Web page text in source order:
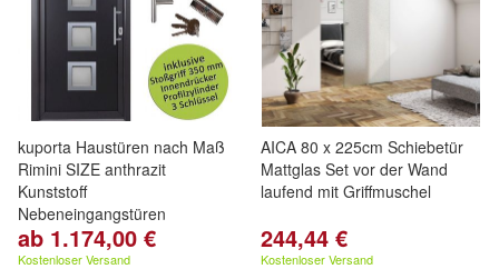
kuporta Haustüren nach Maß
Rimini SIZE anthrazit
Kunststoff
Nebeneingangstüren
ab 1.174,00 €
Kostenloser Versand
AICA 80 x 225cm Schiebetür
Mattglas Set vor der Wand
laufend mit Griffmuschel
244,44 €
Kostenloser Versand